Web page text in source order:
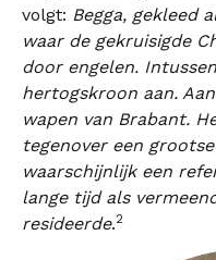
volgt: Begga, gekleed
waar de gekruisigde
door engelen.
hertogskroon aan.
wapen van Brabant.
tegenover een
waarschijnlijk een
lange tijd als
resideerde.2